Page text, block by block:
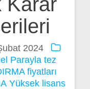
2024
Parayla tez
fiyatları
Yüksek lisans